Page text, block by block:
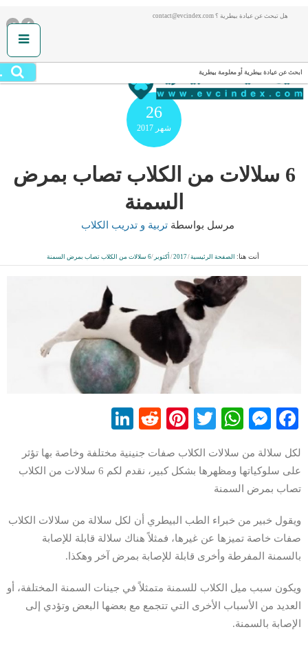
هل تبحث عن عيادة بيطرية ؟ contact@evcindex.com
ابحث عن عيادة بيطرية أو معلومة بيطرية
26
شهر 2017
6 سلالات من الكلاب تصاب بمرض
السمنة
مرسل بواسطةتربية و تدريب الكلاب
أنت هنا: الصفحة الرئيسية/
2017
/ أكتوبر /6 سلالات من الكلاب تصاب بمرض السمنة
Facebook
Messenger
WhatsApp
Twitter
Pinterest
Reddit
لكل سلالة من سلالات الكلاب صفات جنينية مختلفة وخاصة بها تؤثر
على سلوكياتها ومظهرها بشكل كبير، نقدم لكم 6 سلالات من الكلاب
تصاب بمرض السمنة
ويقول خبير من خبراء الطب البيطري أن لكل سلالة من سلالات الكلاب
صفات خاصة تميزها عن غيرها، فمثلاً هناك سلالة قابلة للإصابة
بالسمنة المفرطة وأخرى قابلة للإصابة بمرض آخر وهكذا.
ويكون سبب ميل الكلاب للسمنة متمثلاً في جينات السمنة المختلفة، أو
العديد من الأسباب الأخرى التي تتجمع مع بعضها البعض وتؤدي إلى
الإصابة بالسمنة.